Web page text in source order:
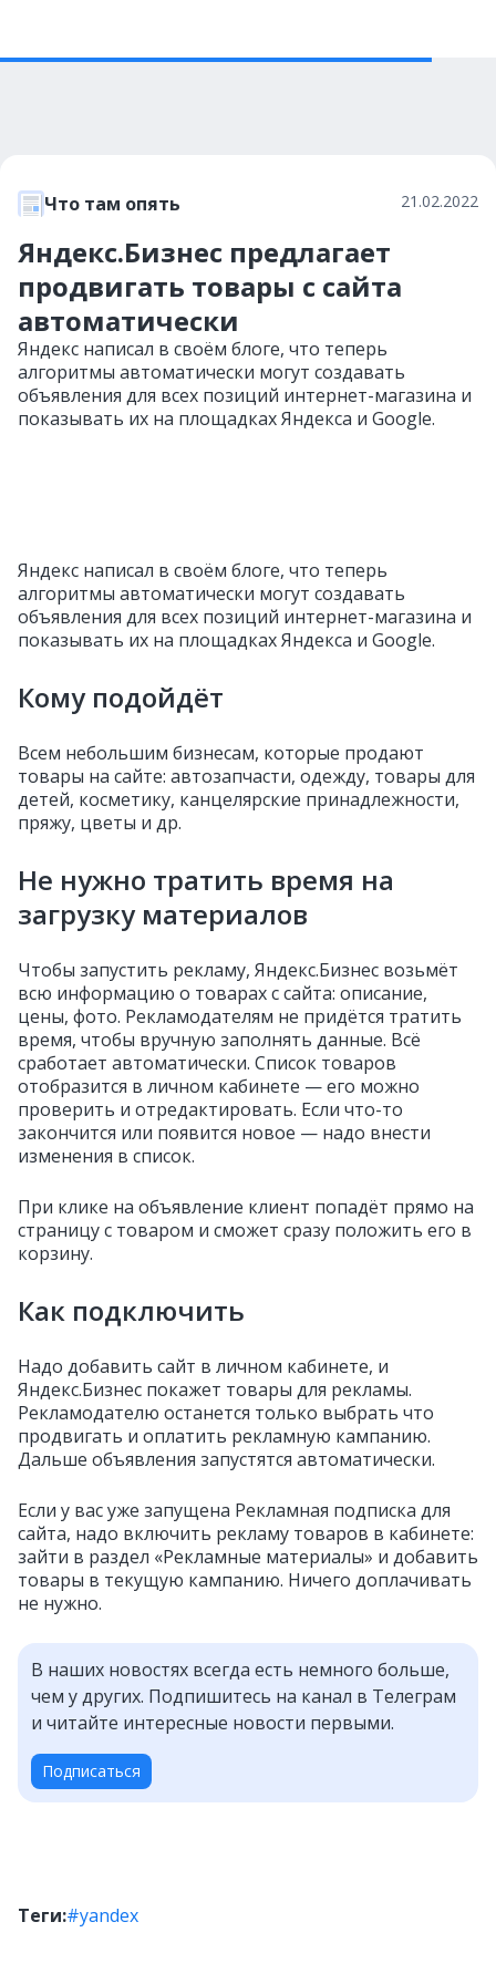
Что там опять 21.02.2022
Яндекс.Бизнес предлагает
продвигать товары с сайта
автоматически
Яндекс написал в своём блоге, что теперь
алгоритмы автоматически могут создавать
объявления для всех позиций интернет-магазина и
показывать их на площадках Яндекса и Google.
Яндекс написал в своём блоге, что теперь
алгоритмы автоматически могут создавать
объявления для всех позиций интернет-магазина и
показывать их на площадках Яндекса и Google.
Кому подойдёт
Всем небольшим бизнесам, которые продают
товары на сайте: автозапчасти, одежду, товары для
детей, косметику, канцелярские принадлежности,
пряжу, цветы и др.
Не нужно тратить время на
загрузку материалов
Чтобы запустить рекламу, Яндекс.Бизнес возьмёт
всю информацию о товарах с сайта: описание,
цены, фото. Рекламодателям не придётся тратить
время, чтобы вручную заполнять данные. Всё
сработает автоматически. Список товаров
отобразится в личном кабинете — его можно
проверить и отредактировать. Если что-то
закончится или появится новое — надо внести
изменения в список.
При клике на объявление клиент попадёт прямо на
страницу с товаром и сможет сразу положить его в
корзину.
Как подключить
Надо добавить сайт в личном кабинете, и
Яндекс.Бизнес покажет товары для рекламы.
Рекламодателю останется только выбрать что
продвигать и оплатить рекламную кампанию.
Дальше объявления запустятся автоматически.
Если у вас уже запущена Рекламная подписка для
сайта, надо включить рекламу товаров в кабинете:
зайти в раздел «Рекламные материалы» и добавить
товары в текущую кампанию. Ничего доплачивать
не нужно.
В наших новостях всегда есть немного больше,
чем у других. Подпишитесь на канал в Телеграм
и читайте интересные новости первыми.
Подписаться
Теги:#yandex